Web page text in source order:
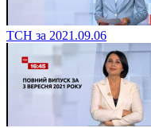
ТСН за 2021.09.06